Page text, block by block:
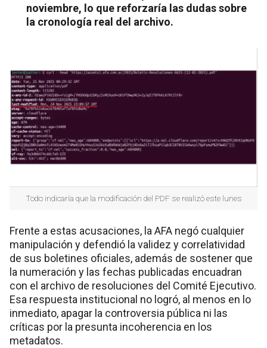
noviembre, lo que reforzaría las dudas sobre
la cronología real del archivo.
Todo indicaría que la modificación del PDF se realizó este lunes
Frente a estas acusaciones, la AFA negó cualquier
manipulación y defendió la validez y correlatividad
de sus boletines oficiales, además de sostener que
la numeración y las fechas publicadas encuadran
con el archivo de resoluciones del Comité Ejecutivo.
Esa respuesta institucional no logró, al menos en lo
inmediato, apagar la controversia pública ni las
críticas por la presunta incoherencia en los
metadatos.